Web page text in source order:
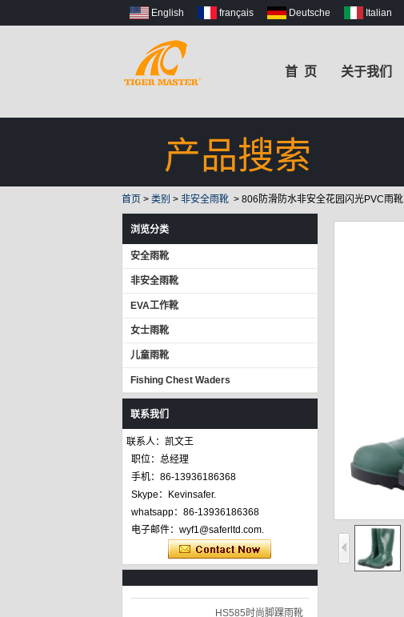
English français Deutsche Italian
首 页 关于我们
产品搜索
首页 > 类别 > 非安全雨靴> 806防滑防水非安全花园闪光PVC雨靴
浏览分类
安全雨靴
非安全雨靴
EVA工作靴
女士雨靴
儿童雨靴
Fishing Chest Waders
联系我们
联系人：凯文王
职位：总经理
手机：86-13936186368
Skype：Kevinsafer.
whatsapp：86-13936186368
电子邮件：wyf1@saferltd.com.
666-2防水可爱雨鞋小
孩